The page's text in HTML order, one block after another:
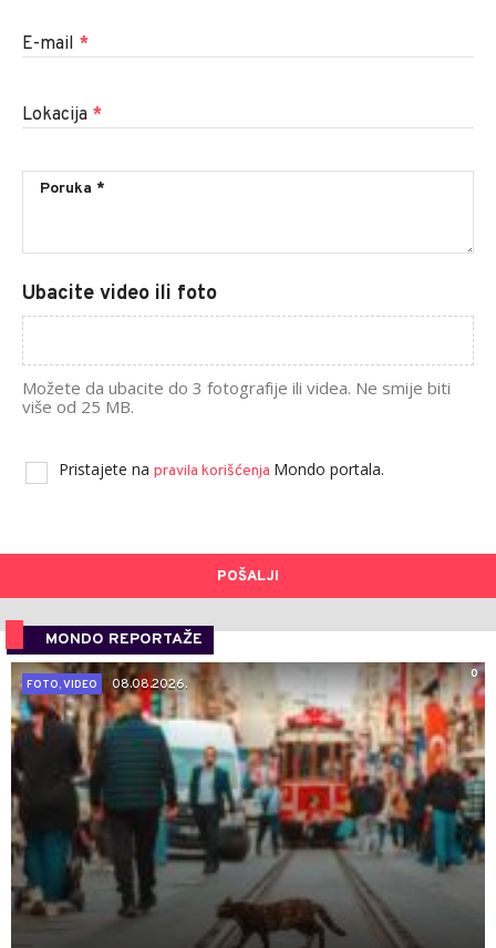
E-mail *
Lokacija *
Ubacite video ili foto
Možete da ubacite do 3 fotografije ili videa. Ne smije biti
više od 25 MB.
Pristajete na pravila korišćenja Mondo portala.
POŠALJI
MONDO REPORTAŽE
0
FOTO, VIDEO
08.08.2026.